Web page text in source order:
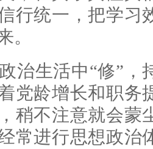
行统一，把学习
。
治生活中“修”，
党龄增长和职务
稍不注意就会蒙
常进行思想政治